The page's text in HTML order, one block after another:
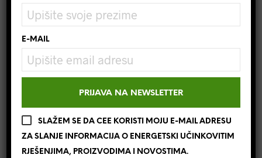
Norveški radijatori – suvremeni
dizajn i troškovno učinkovito
grijanje poboljšat će Vašu
unutarnju klimu
Iskoristivost norveških radijatora BEHA jest 100-postotna.
Sva se električna energija pretvara u grijaču energiju i…
E-MAIL
SLAŽEM SE DA CEE KORISTI MOJU E-MAIL ADRESU
ZA SLANJE INFORMACIJA O ENERGETSKI UČINKOVITIM
RJEŠENJIMA, PROIZVODIMA I NOVOSTIMA.